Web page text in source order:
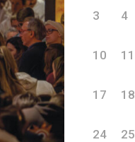
3 4
10 11
17 18
24 25